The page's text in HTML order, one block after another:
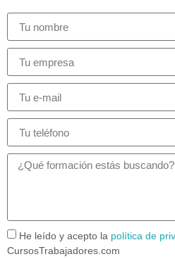
He leído y acepto la política de
CursosTrabajadores.com